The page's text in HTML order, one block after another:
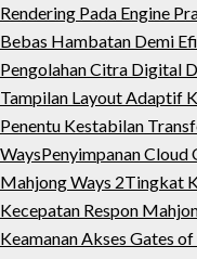
Rendering Pada Engine
Bebas Hambatan Demi
Pengolahan Citra Digital
Tampilan Layout Adaptif
Penentu Kestabilan
WaysPenyimpanan
Mahjong Ways 2Tingkat
Kecepatan Respon
Keamanan Akses Gates